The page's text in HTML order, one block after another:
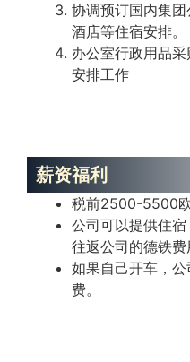
协调预订国内集
酒店等住宿安排。
办公室行政用品
安排工作
薪资福利
税前2500-5500
公司可以提供住
往返公司的德铁费
如果自己开车，
费。